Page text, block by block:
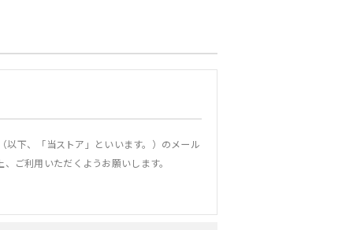
以下、「当ストア」といいます。）のメール
ご利用いただくようお願いします。